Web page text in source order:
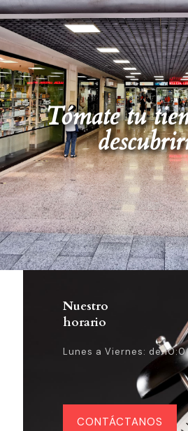
Tómate tu
Nuestro
horario
Lunes a Viernes: de
CONTÁCTANOS